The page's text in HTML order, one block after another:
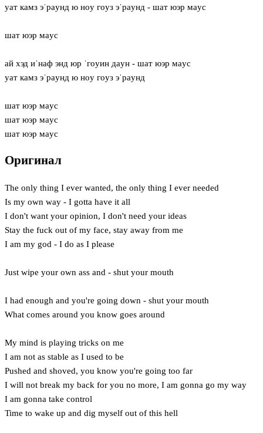
уат камз эˈрaунд ю нoу гoуз эˈрaунд - шат юэр мaус
шат юэр мaус
ай хэд иˈнаф энд юр ˈгoуин дaун - шат юэр мaус
уат камз эˈрaунд ю нoу гoуз эˈрaунд
шат юэр мaус
шат юэр мaус
шат юэр мaус
Оригинал
The only thing I ever wanted, the only thing I ever needed
Is my own way - I gotta have it all
I don't want your opinion, I don't need your ideas
Stay the fuck out of my face, stay away from me
I am my god - I do as I please
Just wipe your own ass and - shut your mouth
I had enough and you're going down - shut your mouth
What comes around you know goes around
My mind is playing tricks on me
I am not as stable as I used to be
Pushed and shoved, you know you're going too far
I will not break my back for you no more, I am gonna go my way
I am gonna take control
Time to wake up and dig myself out of this hell